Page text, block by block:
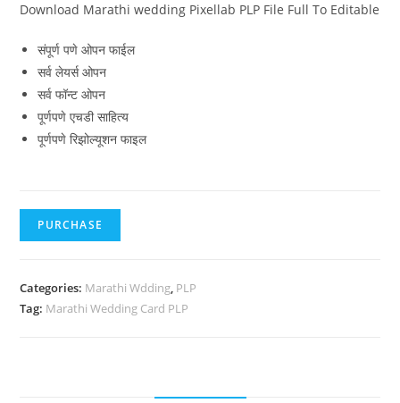
Download Marathi wedding Pixellab PLP File Full To Editable
संपूर्ण पणे ओपन फाईल
सर्व लेयर्स ओपन
सर्व फॉन्ट ओपन
पूर्णपणे एचडी साहित्य
पूर्णपणे रिझोल्यूशन फाइल
PURCHASE
Categories: Marathi Wdding, PLP
Tag: Marathi Wedding Card PLP